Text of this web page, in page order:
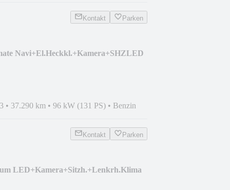
Kontakt Parken
Navi+El.Heckkl.+Kamera+SHZLED
• 37.290 km • 96 kW (131 PS) • Benzin
Kontakt Parken
LED+Kamera+Sitzh.+Lenkrh.Klima